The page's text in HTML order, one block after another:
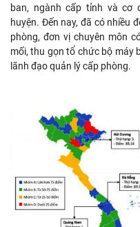
ban, ngành cấp tỉnh và cơ
huyện. Đến nay, đã có nhiều
phòng, đơn vị chuyên môn
mối, thu gọn tổ chức bộ máy
lãnh đạo quản lý cấp phòng.